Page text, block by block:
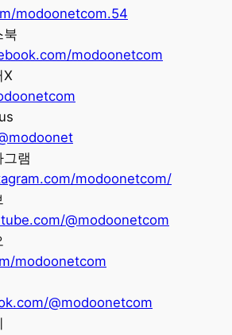
modoonetcom.54
북
modoonetcom
X
램
modoonetcom/
@modoonetcom
modoonetcom
@modoonetcom